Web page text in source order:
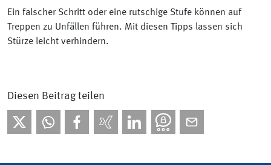
Ein falscher Schritt oder eine rutschige Stufe können auf
Treppen zu Unfällen führen. Mit diesen Tipps lassen sich
Stürze leicht verhindern.
Diesen Beitrag teilen